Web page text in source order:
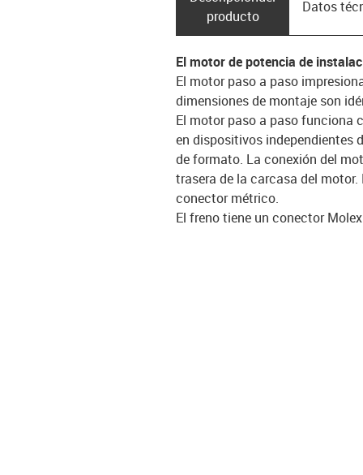
producto
Datos
El motor de potencia de
El motor paso a paso
dimensiones de montaje son
El motor paso a paso funciona
en dispositivos independientes
de formato. La conexión del
trasera de la carcasa del
conector métrico.
El freno tiene un conector